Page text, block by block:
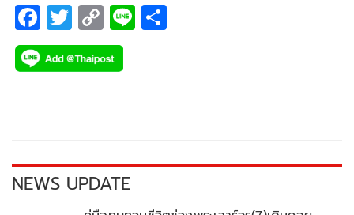
F
ac
e
k
T
wi
tt
C
o
p
k
Li
NEWS UPDATE